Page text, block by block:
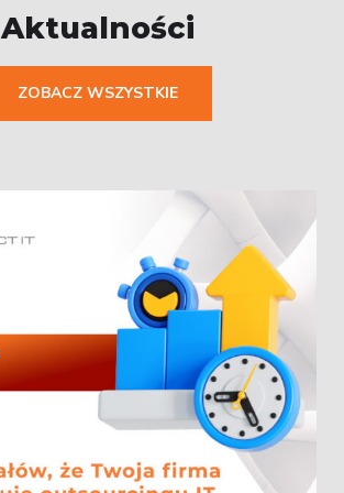
Aktualności
ZOBACZ WSZYSTKIE